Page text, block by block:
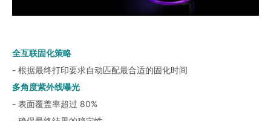
全互联固化策略
- 根据最终打印要求自动匹配最合适的固化时间
多角度紫外线曝光
- 表面覆盖率超过 80%